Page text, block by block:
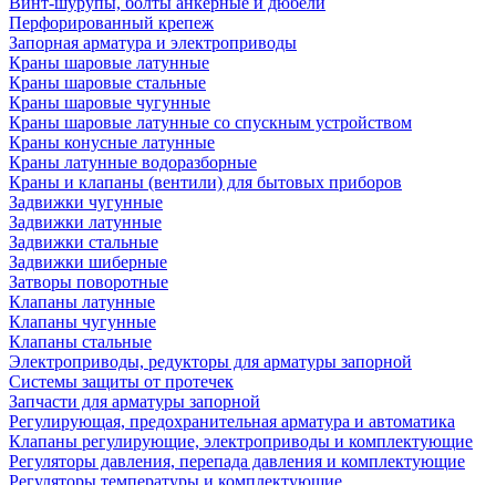
Перфорированный крепеж
Запорная арматура и электроприводы
Краны шаровые латунные
Краны шаровые стальные
Краны шаровые чугунные
Краны шаровые латунные со спускным устройством
Краны конусные латунные
Краны латунные водоразборные
Краны и клапаны (вентили) для бытовых приборов
Задвижки чугунные
Задвижки латунные
Задвижки стальные
Задвижки шиберные
Затворы поворотные
Клапаны латунные
Клапаны чугунные
Клапаны стальные
Электроприводы, редукторы для арматуры запорной
Системы защиты от протечек
Запчасти для арматуры запорной
Регулирующая, предохранительная арматура и автоматика
Клапаны регулирующие, электроприводы и комплектующие
Регуляторы давления, перепада давления и комплектующие
Регуляторы температуры и комплектующие